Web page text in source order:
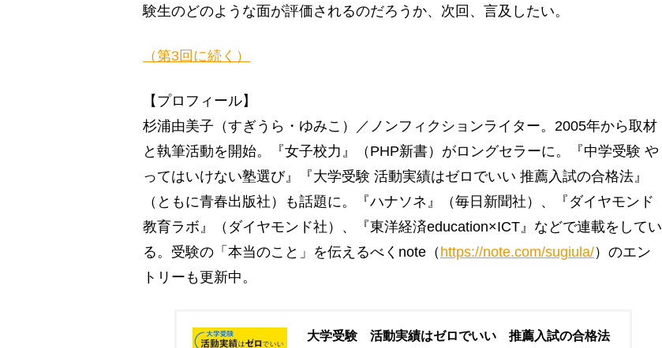
験生のどのような面が評価されるのだろうか、次回、言及したい。
（第3回に続く）
【プロフィール】
杉浦由美子（すぎうら・ゆみこ）／ノンフィクションライター。2005年から取材
と執筆活動を開始。『女子校力』（PHP新書）がロングセラーに。『中学受験 や
ってはいけない塾選び』『大学受験 活動実績はゼロでいい 推薦入試の合格法』
（ともに青春出版社）も話題に。『ハナソネ』（毎日新聞社）、『ダイヤモンド
教育ラボ』（ダイヤモンド社）、『東洋経済education×ICT』などで連載をしてい
る。受験の「本当のこと」を伝えるべくnote（ https://note.com/sugiula/）のエン
トリーも更新中。
大学受験 活動実績はゼロでいい 推薦入試の合格法